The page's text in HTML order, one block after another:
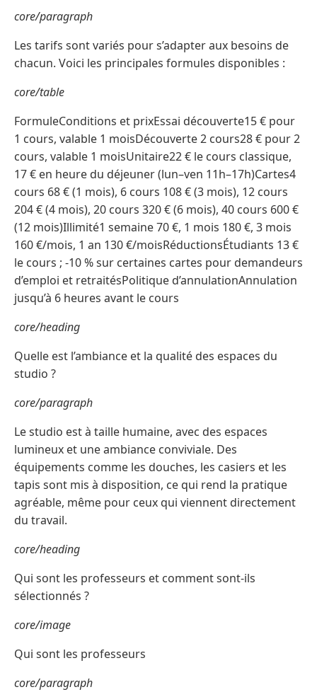
core/paragraph
Les tarifs sont variés pour s’adapter aux besoins de
chacun. Voici les principales formules disponibles :
core/table
FormuleConditions et prixEssai découverte15 € pour
1 cours, valable 1 moisDécouverte 2 cours28 € pour 2
cours, valable 1 moisUnitaire22 € le cours classique,
17 € en heure du déjeuner (lun–ven 11h–17h)Cartes4
cours 68 € (1 mois), 6 cours 108 € (3 mois), 12 cours
204 € (4 mois), 20 cours 320 € (6 mois), 40 cours 600 €
(12 mois)Illimité1 semaine 70 €, 1 mois 180 €, 3 mois
160 €/mois, 1 an 130 €/moisRéductionsÉtudiants 13 €
le cours ; -10 % sur certaines cartes pour demandeurs
d’emploi et retraitésPolitique d’annulationAnnulation
jusqu’à 6 heures avant le cours
core/heading
Quelle est l’ambiance et la qualité des espaces du
studio ?
core/paragraph
Le studio est à taille humaine, avec des espaces
lumineux et une ambiance conviviale. Des
équipements comme les douches, les casiers et les
tapis sont mis à disposition, ce qui rend la pratique
agréable, même pour ceux qui viennent directement
du travail.
core/heading
Qui sont les professeurs et comment sont-ils
sélectionnés ?
core/image
Qui sont les professeurs
core/paragraph